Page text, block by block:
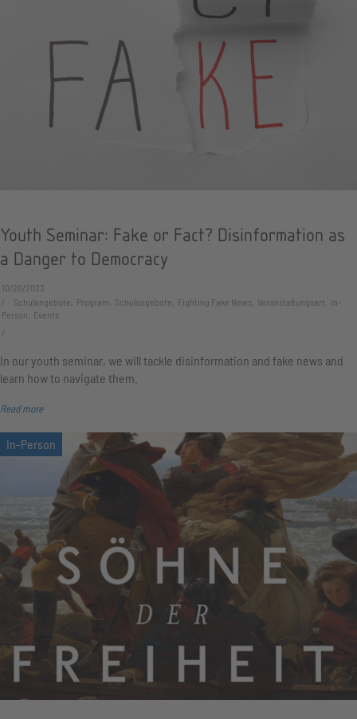
Youth Seminar: Fake or Fact? Disinformation as
a Danger to Democracy
10/26/2023
Schulangebote, Program, Schulangebote, Fighting Fake News, Veranstaltungsart, In-
Person, Events
In our youth seminar, we will tackle disinformation and fake news and
learn how to navigate them.
Read more